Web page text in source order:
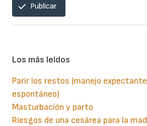
Publicar
Los más leidos
Parir los restos (manejo
espontáneo)
Masturbación y parto
Riesgos de una cesárea para la